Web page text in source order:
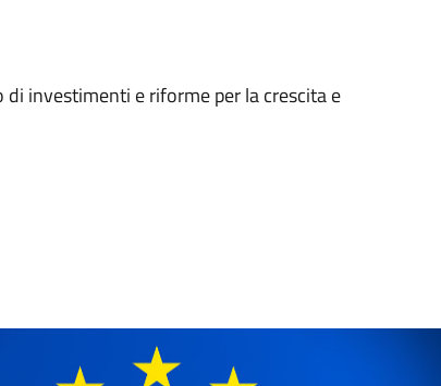
di investimenti e riforme per la crescita e